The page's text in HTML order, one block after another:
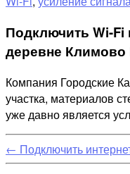
Подключить Wi-Fi
деревне Климово
Компания Городские
участка, материалов
уже давно является
← Подключить